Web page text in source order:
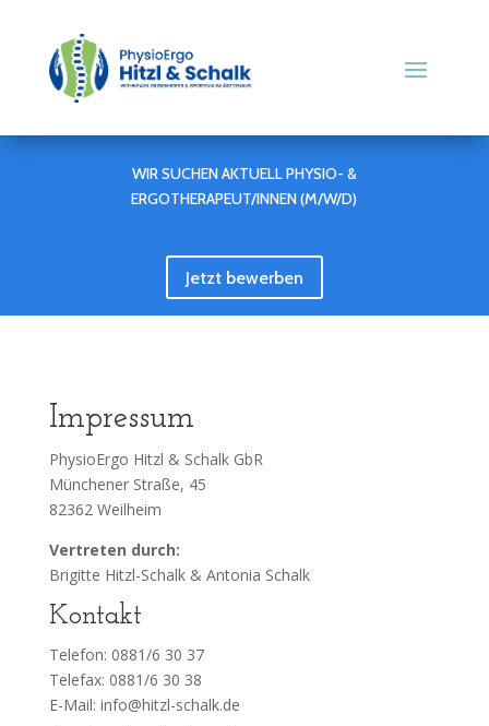
WIR SUCHEN AKTUELL PHYSIO- &
ERGOTHERAPEUT/INNEN (M/W/D)
Jetzt bewerben
Impressum
PhysioErgo Hitzl & Schalk GbR
Münchener Straße, 45
82362 Weilheim
Vertreten durch:
Brigitte Hitzl-Schalk & Antonia Schalk
Kontakt
Telefon: 0881/6 30 37
Telefax: 0881/6 30 38
E-Mail: info@hitzl-schalk.de